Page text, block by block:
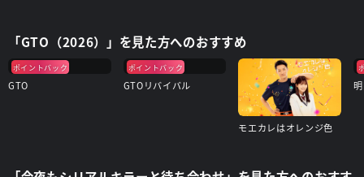
「GTO（2026）」を見た方へのおすすめ
ポイントバック
GTO
ポイントバック
GTOリバイバル
モエカレはオレンジ色